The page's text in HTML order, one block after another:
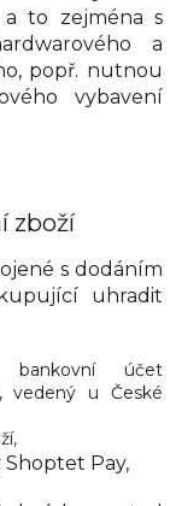
to zejména s
a
popř. nutnou
vybavení
zboží
s dodáním
uhradit
bankovní účet
vedený u České
Pay,